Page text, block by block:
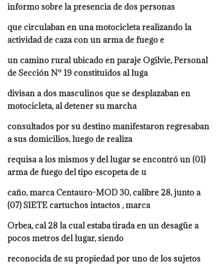
informo sobre la presencia de dos personas
que circulaban en una motocicleta realizando la
actividad de caza con un arma de fuego e
un camino rural ubicado en paraje Ogilvie, Personal
de Sección N° 19 constituidos al luga
divisan a dos masculinos que se desplazaban en
motocicleta, al detener su marcha
consultados por su destino manifestaron regresaban
a sus domicilios, luego de realiza
requisa a los mismos y del lugar se encontró un (01)
arma de fuego del tipo escopeta de u
caño, marca Centauro-MOD 30, calibre 28, junto a
(07) SIETE cartuchos intactos , marca
Orbea, cal 28 la cual estaba tirada en un desagüe a
pocos metros del lugar, siendo
reconocida de su propiedad por uno de los sujetos